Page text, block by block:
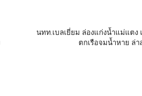
นทท.เบลเยี่ยม ล่องแก่งน้ำแม่แตง
ตกเรือจมน้ำหาย ล่